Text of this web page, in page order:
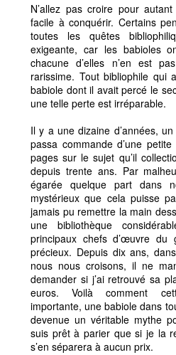
N’allez pas croire pour
facile à conquérir. Certains
toutes les quêtes
exigeante, car les babioles
chacune d’elles n’en est
rarissime. Tout bibliophile qui
babiole dont il avait percé le
une telle perte est irréparable.
Il y a une dizaine d’années,
passa commande d’une
pages sur le sujet qu’il
depuis trente ans. Par
égarée quelque part dans
mystérieux que cela puisse
jamais pu remettre la main
une bibliothèque
principaux chefs d’œuvre du
précieux. Depuis dix ans,
nous nous croisons, il ne
demander si j’ai retrouvé sa
euros. Voilà comment
importante, une babiole dans
devenue un véritable mythe
suis prêt à parier que si je la
s’en séparera à aucun prix.